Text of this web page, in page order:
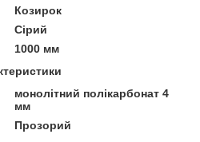
Козирок
Сірий
1000 мм
монолітний полікарбонат 4
мм
Прозорий